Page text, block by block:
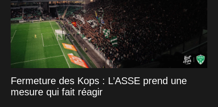
Fermeture des Kops : L’ASSE prend une
mesure qui fait réagir